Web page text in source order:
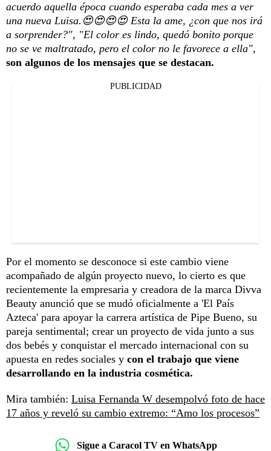
acuerdo aquella época cuando esperaba cada mes a ver
una nueva Luisa.😍😍😍😍 Esta la ame, ¿con que nos irá
a sorprender?", "El color es lindo, quedó bonito porque
no se ve maltratado, pero el color no le favorece a ella",
son algunos de los mensajes que se destacan.
PUBLICIDAD
Por el momento se desconoce si este cambio viene
acompañado de algún proyecto nuevo, lo cierto es que
recientemente la empresaria y creadora de la marca Divva
Beauty anunció que se mudó oficialmente a 'El País
Azteca' para apoyar la carrera artística de Pipe Bueno, su
pareja sentimental; crear un proyecto de vida junto a sus
dos bebés y conquistar el mercado internacional con su
apuesta en redes sociales y con el trabajo que viene
desarrollando en la industria cosmética.
Mira también: Luisa Fernanda W desempolvó foto de hace
17 años y reveló su cambio extremo: “Amo los procesos”
Sigue a Caracol TV en WhatsApp